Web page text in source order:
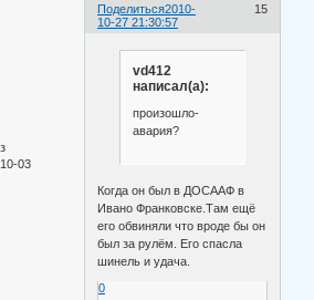
Поделиться 15
2010-
10-27 21:30:57
03
vd412
написал(а):
произошло-
авария?
Когда он был в ДОСААФ в
Ивано Франковске.Там ещё
его обвиняли что вроде бы он
был за рулём. Его спасла
шинель и удача.
0